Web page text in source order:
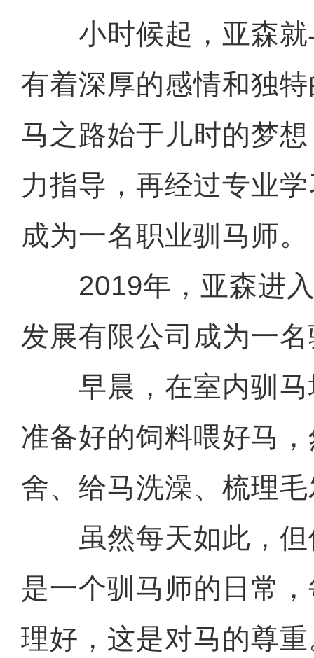
小时候起，亚森就
有着深厚的感情和独
马之路始于儿时的梦
力指导，再经过专业
成为一名职业驯马师。
2019年，亚森进入
发展有限公司成为一
早晨，在室内驯马
准备好的饲料喂好马
舍、给马洗澡、梳理
虽然每天如此，但
是一个驯马师的日常
理好，这是对马的尊重